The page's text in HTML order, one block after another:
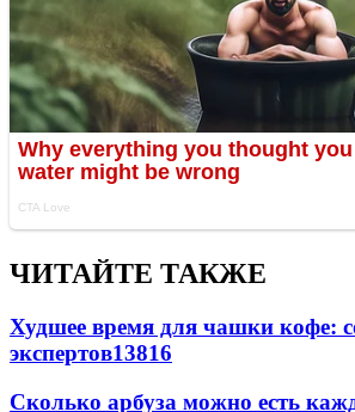
ЧИТАЙТЕ ТАКЖЕ
Худшее время для чашки кофе:
экспертов13816
Сколько арбуза можно есть